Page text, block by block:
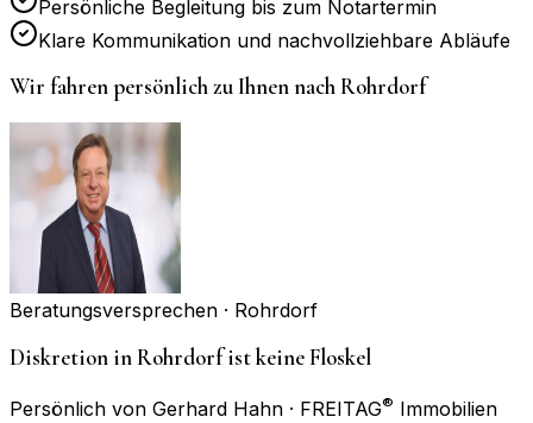
Persönliche Begleitung bis zum Notartermin
Klare Kommunikation und nachvollziehbare Abläufe
Wir fahren persönlich zu Ihnen nachRohrdorf
Beratungsversprechen · Rohrdorf
Diskretion in Rohrdorf ist keine Floskel
Persönlich von Gerhard Hahn · FREITAG® Immobilien